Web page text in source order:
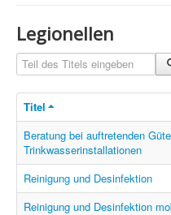
Startseite (Übersicht)
Arbeitsgebiete
Technologien
Information
Produkte & Services
Legionellen
Teil des Titels eingeben
Titel
Beratung bei auftretenden
Trinkwasserinstallationen
Reinigung und Desinfektion
Reinigung und Desinfektion